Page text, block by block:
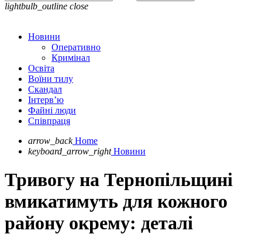
lightbulb_outline close
Новини
Оперативно
Кримінал
Освіта
Воїни тилу
Скандал
Інтерв’ю
Файні люди
Співпраця
arrow_back Home
keyboard_arrow_right Новини
Тривогу на Тернопільщині
вмикатимуть для кожного
району окрему: деталі